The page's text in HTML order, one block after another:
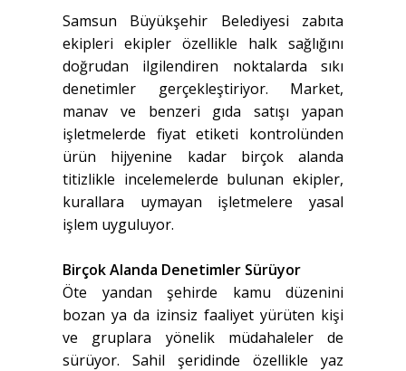
Samsun Büyükşehir Belediyesi zabıta
ekipleri ekipler özellikle halk sağlığını
doğrudan ilgilendiren noktalarda sıkı
denetimler gerçekleştiriyor. Market,
manav ve benzeri gıda satışı yapan
işletmelerde fiyat etiketi kontrolünden
ürün hijyenine kadar birçok alanda
titizlikle incelemelerde bulunan ekipler,
kurallara uymayan işletmelere yasal
işlem uyguluyor.
Birçok Alanda Denetimler Sürüyor
Öte yandan şehirde kamu düzenini
bozan ya da izinsiz faaliyet yürüten kişi
ve gruplara yönelik müdahaleler de
sürüyor. Sahil şeridinde özellikle yaz